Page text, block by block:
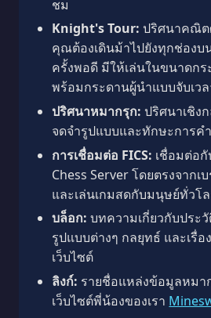
ชม
Knight's Tour: ปริศนาคณิต
คุณต้องเดินม้าไปยังทุกช่องบ
ครั้งพอดี มีให้เล่นในขนาดกร
พร้อมกระดานผู้นำแบบจับเว
ปริศนาหมากรุก: ปริศนาเชิง
จดจำรูปแบบและทักษะการ
การเชื่อมต่อ FICS: เชื่อมต่อ
Chess Server โดยตรงจาก
และเล่นเกมสดกับมนุษย์ทั่วโ
บล็อก: บทความเกี่ยวกับประ
รูปแบบต่างๆ กลยุทธ์ และเรื่อ
เว็บไซต์
ลิงก์: รายชื่อแหล่งข้อมูลหมา
เว็บไซต์พี่น้องของเรา